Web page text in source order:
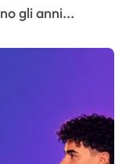
gli anni...